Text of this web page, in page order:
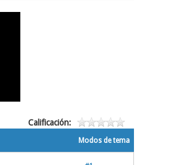
Calificación:
Modos de tema